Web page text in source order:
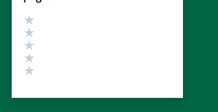
Valutazione